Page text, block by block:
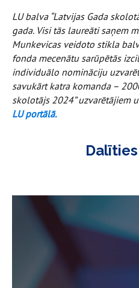
LU balva “Latvijas Gada
gada. Visi tās laureāti saņem
Munkevicas veidoto stikla
fonda mecenātu sarūpētās
individuālo nomināciju
savukārt katra komanda –
skolotājs 2024” uzvarētājiem
LU portālā.
Dalīties